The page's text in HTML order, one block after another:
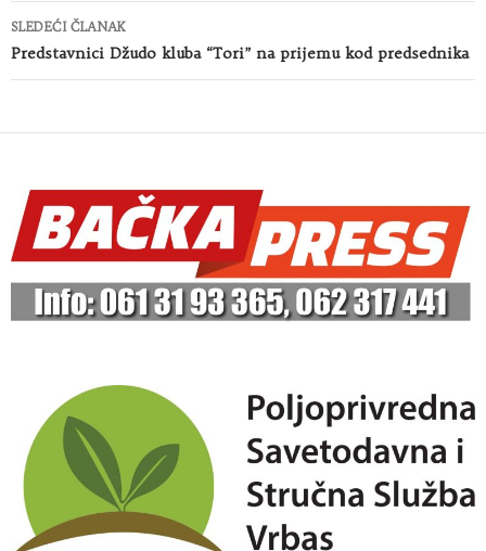
SLEDEĆI ČLANAK
Predstavnici Džudo kluba “Tori” na prijemu kod predsednika